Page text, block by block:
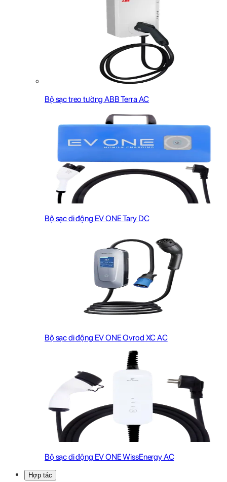
Bộ sạc treo tường ABB Terra AC
Bộ sạc di động EV ONE Tary DC
Bộ sạc di động EV ONE Ovrod XC AC
Bộ sạc di động EV ONE WissEnergy AC
Hợp tác